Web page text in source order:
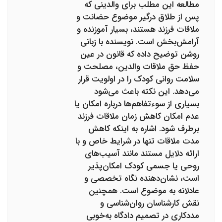
مطالعه این مطلب برای والدینی که
پس از طلاق درگیر موضوع حضانت و
ملاقات فرزند هستند، بسیار آموزنده و
آرامش‌بخش است. نویسنده با زبانی
روشن توضیح داده که قانون در عین
حفظ حق ملاقات والدین، مصلحت و
سلامت روانی کودک را در اولویت قرار
می‌دهد. این نکته باعث می‌شود
بسیاری از سوءتفاهم‌ها درباره امکان یا
عدم امکان کاهش زمان ملاقات فرزند
برطرف شود. اشاره به اینکه کاهش
مدت ملاقات تنها در شرایط خاص و با
ارائه دلایل مستند مانند آسیب‌های
روحی یا جسمی کودک امکان‌پذیر
است، نشان‌دهنده نگاه تخصصی و
عادلانه به موضوع است. همچنین
نقش کارشناسان روان‌شناسی و
مددکاری در تصمیم دادگاه به‌خوبی